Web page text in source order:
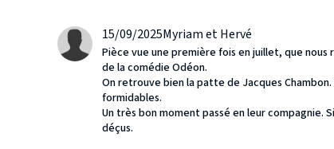
15/09/2025Myriam et Hervé
Pièce vue une première fois en juillet, que
de la comédie Odéon.
On retrouve bien la patte de Jacques
formidables.
Un très bon moment passé en leur compagnie.
déçus.